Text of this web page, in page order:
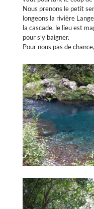
Nous prenons le petit
longeons la rivière
la cascade, le lieu est
pour s’y baigner.
Pour nous pas de